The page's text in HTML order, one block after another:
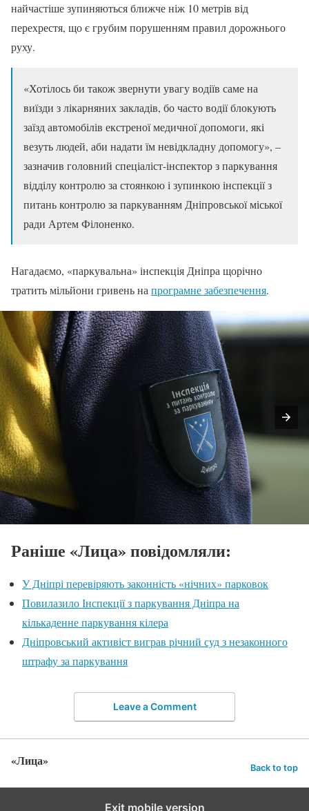
найчастіше зупиняються ближче ніж 10 метрів від
перехрестя, що є грубим порушенням правил дорожнього
руху.
«Хотілось би також звернути увагу водіїв саме на
виїзди з лікарняних закладів, бо часто водії блокують
заїзд автомобілів екстреної медичної допомоги, які
везуть людей, аби надати їм невідкладну допомогу», –
зазначив головний спеціаліст-інспектор з паркування
відділу контролю за стоянкою і зупинкою інспекції з
питань контролю за паркуванням Дніпровської міської
ради Артем Філоненко.
Нагадаємо, «паркувальна» інспекція Дніпра щорічно
тратить мільйони гривень на програмне забезпечення.
Раніше «Лица» повідомляли:
У Дніпрі перевіряють законність «нічних» парковок
Повилазило Інспекції з паркування Дніпра на
кількаденне паркування кілера
Дніпровський активіст виграв річний суд з незаконного
штрафу за паркування
Leave a Comment
«Лица» Back to top
Exit mobile version